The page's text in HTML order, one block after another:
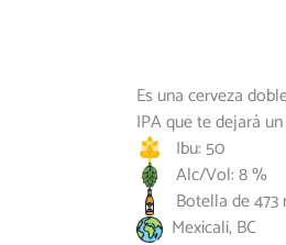
Es una cerveza
IPA que te dejará
Ibu: 50
Alc/Vol: 8 %
Botella de 473
Mexicali, BC